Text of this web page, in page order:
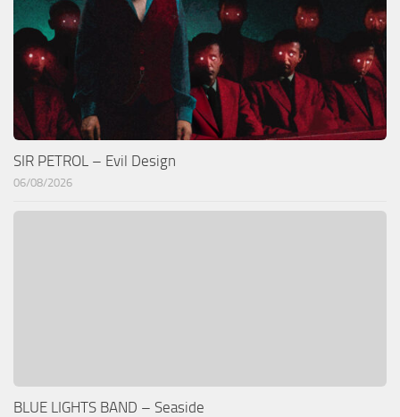
SIR PETROL – Evil Design
06/08/2026
BLUE LIGHTS BAND – Seaside